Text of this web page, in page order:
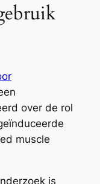
over de rol
muscle
is